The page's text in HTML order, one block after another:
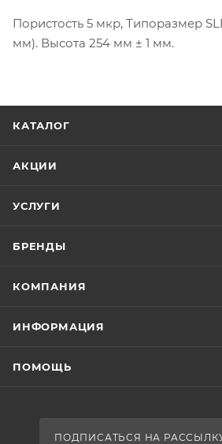
Пористость 5 мкр, Типоразмер
мм). Высота 254 мм ± 1 мм.
КАТАЛОГ
АКЦИИ
УСЛУГИ
БРЕНДЫ
КОМПАНИЯ
ИНФОРМАЦИЯ
ПОМОЩЬ
ПОДПИСАТЬСЯ НА